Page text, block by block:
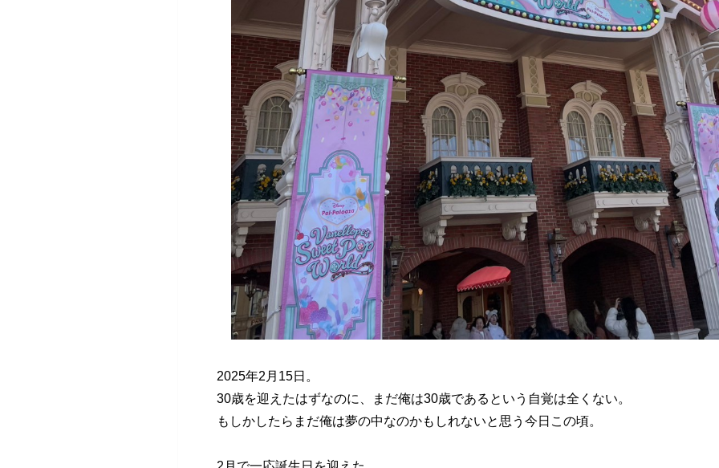
2025年2月15日。
30歳を迎えたはずなのに、まだ俺は30歳であるという自覚は全くない。
もしかしたらまだ俺は夢の中なのかもしれないと思う今日この頃。